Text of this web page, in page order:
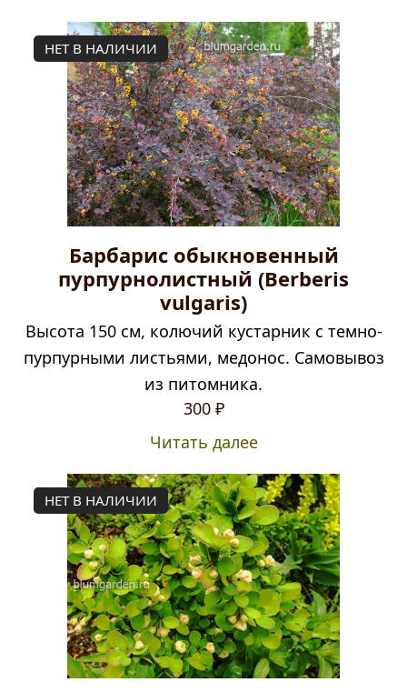
НЕТ В НАЛИЧИИ
Барбарис обыкновенный
пурпурнолистный (Berberis
vulgaris)
Высота 150 см, колючий кустарник с темно-
пурпурными листьями, медонос. Самовывоз
из питомника.
300 ₽
Читать далее
НЕТ В НАЛИЧИИ